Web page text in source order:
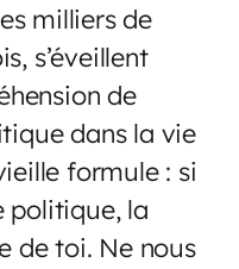
milliers de
s’éveillent
de
dans la vie
formule : si
politique, la
de toi. Ne nous